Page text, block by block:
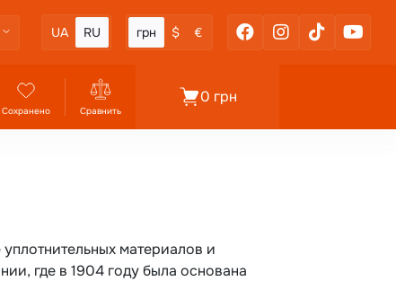
UA RU грн $ €
Сохранено Сравнить
0 грн
материалов и
где в 1904 году была основана